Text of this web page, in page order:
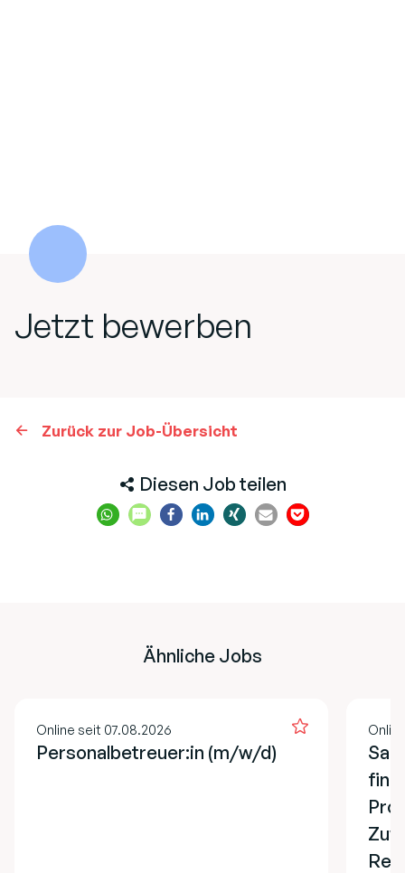
Jetzt bewerben
Zurück zur Job-Übersicht
Diesen Job teilen
Ähnliche Jobs
Online seit 07.08.2026
Personalbetreuer:in (m/w/d)